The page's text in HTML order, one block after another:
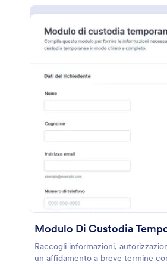
Modulo Di Custodia
Raccogli informazioni,
un affidamento a breve termine